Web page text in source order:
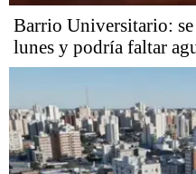
Barrio Universitario:
lunes y podría faltar